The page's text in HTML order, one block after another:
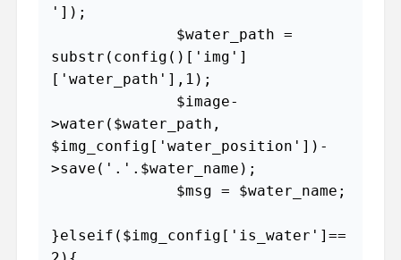
']);
substr(config()['img']
['water_path'],1);
>water($water_path,
$img_config['water_position'])-
>save('.'.$water_name);
}elseif($img_config['is_water']==